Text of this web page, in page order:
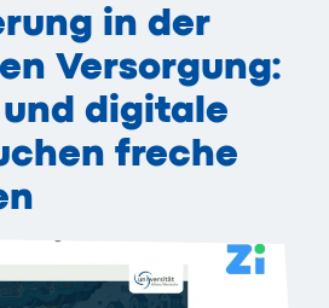
in der
Versorgung:
digitale
freche